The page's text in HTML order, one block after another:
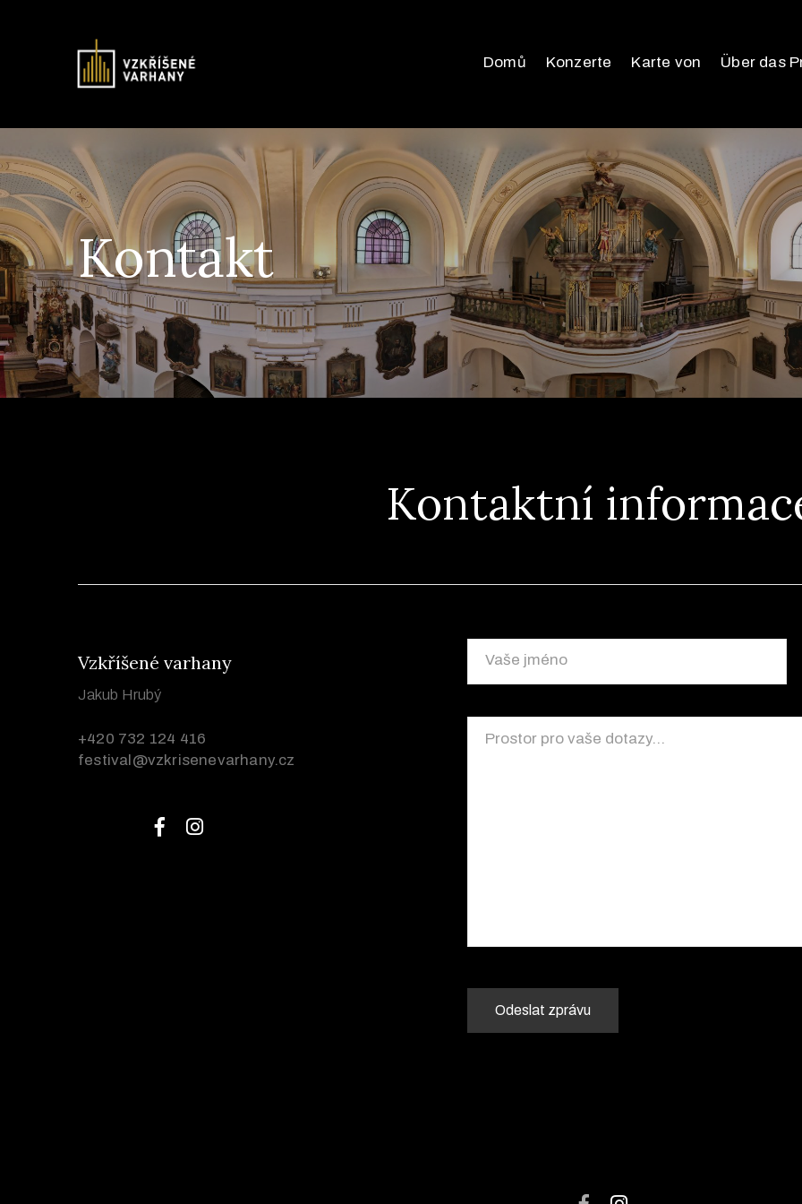
Domů Konzerte Karte von Über das
Kontakt
Kontaktní
Vzkříšené varhany
Jakub Hrubý
+420 732 124 416
festival@vzkrisenevarhany.cz